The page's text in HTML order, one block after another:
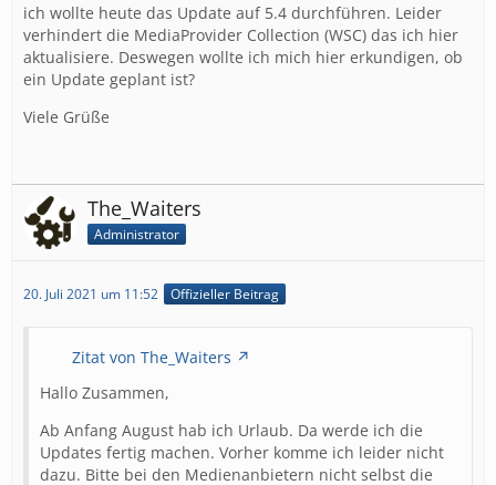
ich wollte heute das Update auf 5.4 durchführen. Leider
verhindert die MediaProvider Collection (WSC) das ich hier
aktualisiere. Deswegen wollte ich mich hier erkundigen, ob
ein Update geplant ist?
Viele Grüße
The_Waiters
Administrator
20. Juli 2021 um 11:52 Offizieller Beitrag
Zitat von The_Waiters
Hallo Zusammen,
Ab Anfang August hab ich Urlaub. Da werde ich die
Updates fertig machen. Vorher komme ich leider nicht
dazu. Bitte bei den Medienanbietern nicht selbst die